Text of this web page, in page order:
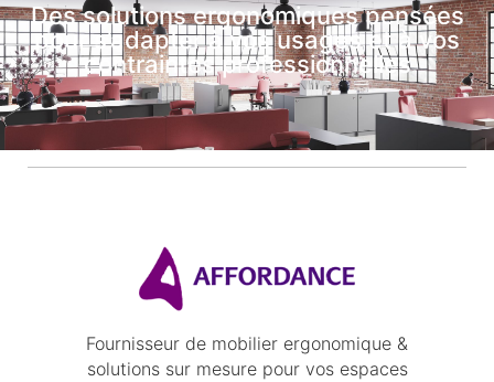
Des solutions ergonomiques pensées
pour s’adapter à vos usages et à vos
contraintes professionnelles
Fournisseur de mobilier ergonomique &
solutions sur mesure pour vos espaces